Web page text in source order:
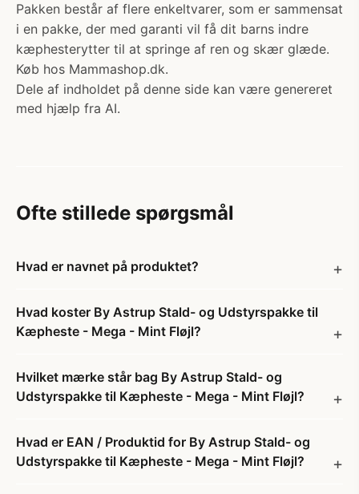
Pakken består af flere enkeltvarer, som er sammensat
i en pakke, der med garanti vil få dit barns indre
kæphesterytter til at springe af ren og skær glæde.
Køb hos Mammashop.dk.
Dele af indholdet på denne side kan være genereret
med hjælp fra AI.
Ofte stillede spørgsmål
Hvad er navnet på produktet?
Hvad koster By Astrup Stald- og Udstyrspakke til
Kæpheste - Mega - Mint Fløjl?
Hvilket mærke står bag By Astrup Stald- og
Udstyrspakke til Kæpheste - Mega - Mint Fløjl?
Hvad er EAN / Produktid for By Astrup Stald- og
Udstyrspakke til Kæpheste - Mega - Mint Fløjl?